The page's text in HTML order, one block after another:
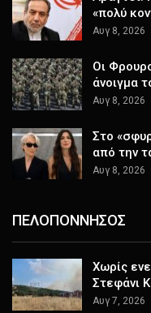
«πολύ
Αυγ 8, 2026
Οι
άνοιγμα
Αυγ 8, 2026
Στο
από την
Αυγ 8, 2026
ΠΕΛΟΠΟΝΝΗΣΟΣ
Χωρίς
Στεφάνι
Αυγ 7, 2026